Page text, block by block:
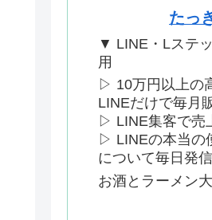
たっ
▼ LINE・Lステ
用
▷ 10万円以上の
LINEだけで毎月
▷ LINE集客で売
▷ LINEの本当の
について毎日発
お酒とラーメン